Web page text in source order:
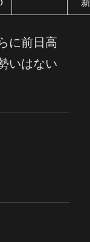
に前日高
いはない